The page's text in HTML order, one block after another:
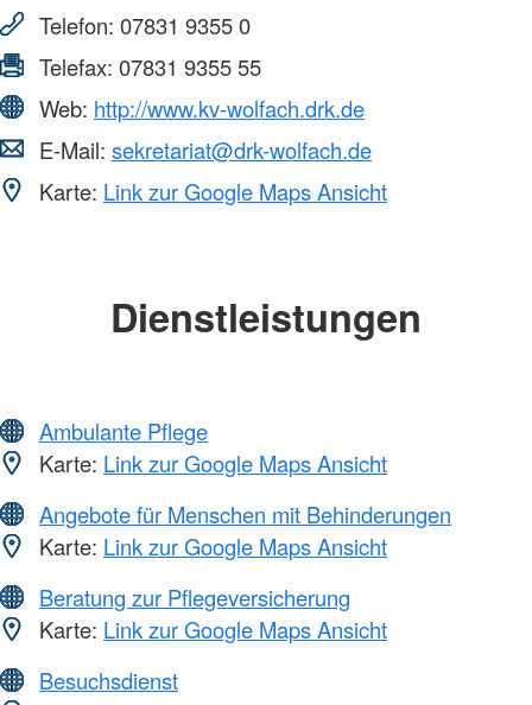
Telefon: 07831 9355 0
Telefax: 07831 9355 55
Web: http://www.kv-wolfach.drk.de
E-Mail: sekretariat@drk-wolfach.de
Karte: Link zur Google Maps Ansicht
Dienstleistungen
Ambulante Pflege
Karte: Link zur Google Maps Ansicht
Angebote für Menschen mit Behinderungen
Karte: Link zur Google Maps Ansicht
Beratung zur Pflegeversicherung
Karte: Link zur Google Maps Ansicht
Besuchsdienst